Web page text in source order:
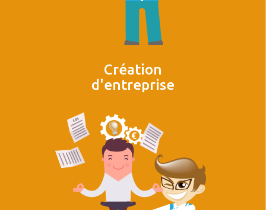
Création
d'entreprise